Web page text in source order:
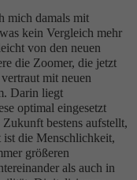
mich damals mit
kein Vergleich mehr
von den neuen
die Zoomer, die jetzt
mit neuen
Darin liegt
optimal eingesetzt
bestens aufstellt,
die Menschlichkeit,
größeren
als auch in